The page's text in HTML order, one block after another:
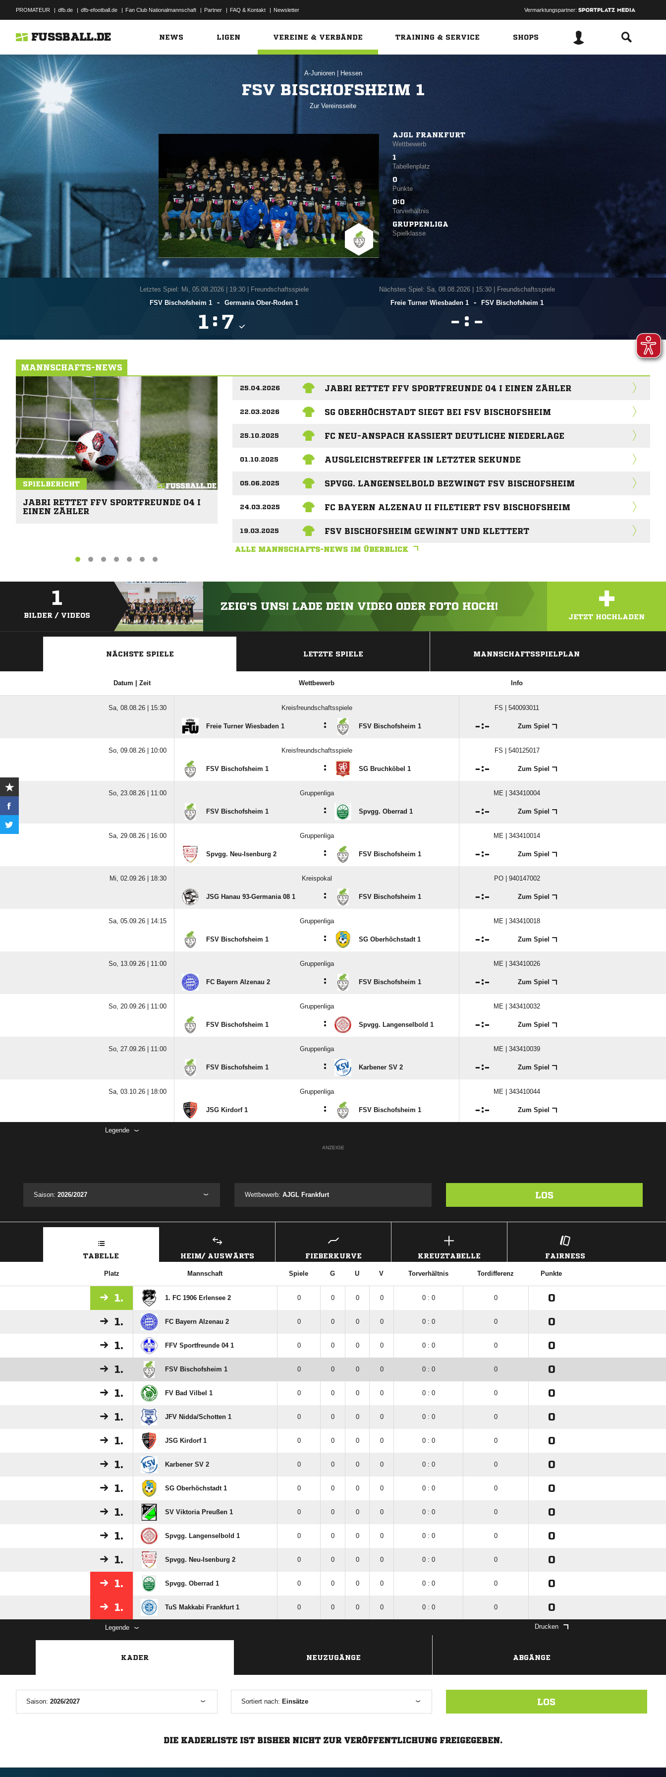
PROMATEUR | dfb.de | dfb-efootball.de | Fan Club Nationalmannschaft | Partner | FAQ & Kontakt | Newsletter Vermarktungspartner:
FUSSBALL.DE NEWS LIGEN VEREINE & VERBÄNDE TRAINING & SERVICE SHOPS
A-Junioren Hessen
FSV BISCHOFSHEIM 1
Zur Vereinsseite
AJGL FRANKFURT
Wettbewerb
1
Tabellenplatz
0
Punkte
0:0
Torverhältnis
GRUPPENLIGA
Spielklasse
Letztes Spiel: Mi, 05.08.2026| 19:30 | Freundschaftsspiele
FSV Bischofsheim 1
- Germania Ober-Roden 1
 : 
Nächstes Spiel: Sa, 08.08.2026| 15:30 | Freundschaftsspiele
Freie Turner Wiesbaden 1
- FSV Bischofsheim 1
 : 
MANNSCHAFTS-NEWS
SPIELBERICHT
JABRI RETTET FFV SPORTFREUNDE 04 I
EINEN ZÄHLER
25.04.2026 JABRI RETTET FFV SPORTFREUNDE 04 I EINEN ZÄHLER
22.03.2026 SG OBERHÖCHSTADT SIEGT BEI FSV BISCHOFSHEIM
25.10.2025 FC NEU-ANSPACH KASSIERT DEUTLICHE NIEDERLAGE
01.10.2025 AUSGLEICHSTREFFER IN LETZTER SEKUNDE
05.06.2025 SPVGG. LANGENSELBOLD BEZWINGT FSV BISCHOFSHEIM
24.03.2025 FC BAYERN ALZENAU II FILETIERT FSV BISCHOFSHEIM
19.03.2025 FSV BISCHOFSHEIM GEWINNT UND KLETTERT
ALLE MANNSCHAFTS-NEWS IM ÜBERBLICK
1
BILDER / VIDEOS
ZEIG'S UNS! LADE DEIN VIDEO ODER FOTO HOCH! +
JETZT HOCHLADEN
NÄCHSTE SPIELE LETZTE SPIELE MANNSCHAFTSSPIELPLAN
Datum | Zeit Wettbewerb Info
Sa, 08.08.26 | 15:30 Kreisfreundschaftsspiele FS | 540093011
Freie Turner Wiesbaden 1 : FSV Bischofsheim 1 : Zum Spiel
So, 09.08.26 | 10:00 Kreisfreundschaftsspiele FS | 540125017
FSV Bischofsheim 1 : SG Bruchköbel 1 : Zum Spiel
So, 23.08.26 | 11:00 Gruppenliga ME | 343410004
FSV Bischofsheim 1 : Spvgg. Oberrad 1 : Zum Spiel
Sa, 29.08.26 | 16:00 Gruppenliga ME | 343410014
Spvgg. Neu-Isenburg 2 : FSV Bischofsheim 1 : Zum Spiel
Mi, 02.09.26 | 18:30 Kreispokal PO | 940147002
JSG Hanau 93-Germania 08 1 : FSV Bischofsheim 1 : Zum Spiel
Sa, 05.09.26 | 14:15 Gruppenliga ME | 343410018
FSV Bischofsheim 1 : SG Oberhöchstadt 1 : Zum Spiel
So, 13.09.26 | 11:00 Gruppenliga ME | 343410026
FC Bayern Alzenau 2 : FSV Bischofsheim 1 : Zum Spiel
So, 20.09.26 | 11:00 Gruppenliga ME | 343410032
FSV Bischofsheim 1 : Spvgg. Langenselbold 1 : Zum Spiel
So, 27.09.26 | 11:00 Gruppenliga ME | 343410039
FSV Bischofsheim 1 : Karbener SV 2 : Zum Spiel
Sa, 03.10.26 | 18:00 Gruppenliga ME | 343410044
JSG Kirdorf 1 : FSV Bischofsheim 1 : Zum Spiel
Legende
ANZEIGE
Saison: 2026/2027 Wettbewerb:AJGL Frankfurt LOS
TABELLE HEIM/ AUSWÄRTS FIEBERKURVE KREUZTABELLE FAIRNESS
Platz Mannschaft Spiele G U V Torverhältnis Tordifferenz Punkte
1. 1. FC 1906 Erlensee 2 0 0 0 0 0 : 0 0 0
1. FC Bayern Alzenau 2 0 0 0 0 0 : 0 0 0
1. FFV Sportfreunde 04 1 0 0 0 0 0 : 0 0 0
1. FSV Bischofsheim 1 0 0 0 0 0 : 0 0 0
1. FV Bad Vilbel 1 0 0 0 0 0 : 0 0 0
1. JFV Nidda/​Schotten 1 0 0 0 0 0 : 0 0 0
1. JSG Kirdorf 1 0 0 0 0 0 : 0 0 0
1. Karbener SV 2 0 0 0 0 0 : 0 0 0
1. SG Oberhöchstadt 1 0 0 0 0 0 : 0 0 0
1. SV Viktoria Preußen 1 0 0 0 0 0 : 0 0 0
1. Spvgg. Langenselbold 1 0 0 0 0 0 : 0 0 0
1. Spvgg. Neu-Isenburg 2 0 0 0 0 0 : 0 0 0
1. Spvgg. Oberrad 1 0 0 0 0 0 : 0 0 0
1. TuS Makkabi Frankfurt 1 0 0 0 0 0 : 0 0 0
Legende Drucken
KADER NEUZUGÄNGE ABGÄNGE
Saison: 2026/2027 Sortiert nach: Einsätze LOS
DIE KADERLISTE IST BISHER NICHT ZUR VERÖFFENTLICHUNG FREIGEGEBEN.